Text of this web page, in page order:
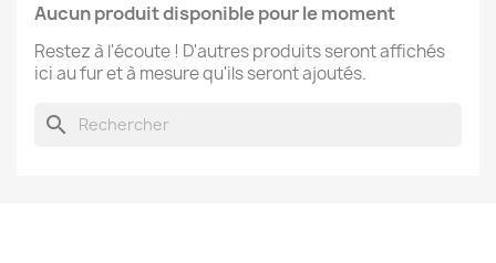
Aucun produit disponible pour le moment
Restez à l'écoute ! D'autres produits seront affichés
ici au fur et à mesure qu'ils seront ajoutés.
search